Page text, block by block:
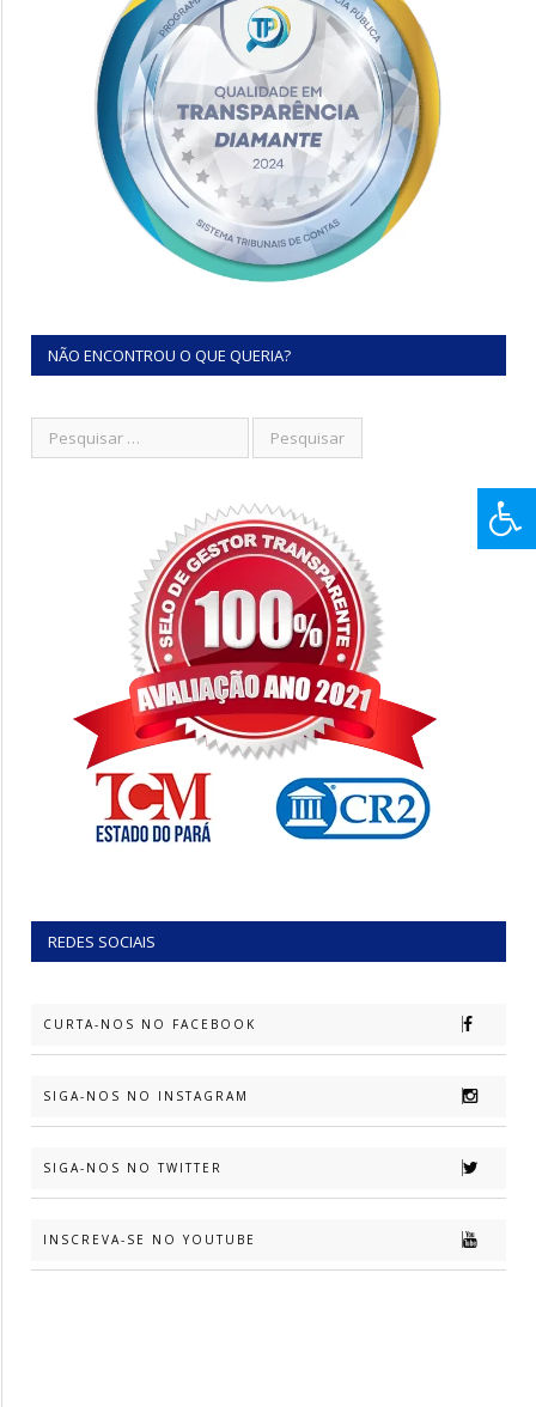
NÃO ENCONTROU O QUE QUERIA?
REDES SOCIAIS
CURTA-NOS NO FACEBOOK
SIGA-NOS NO INSTAGRAM
SIGA-NOS NO TWITTER
INSCREVA-SE NO YOUTUBE